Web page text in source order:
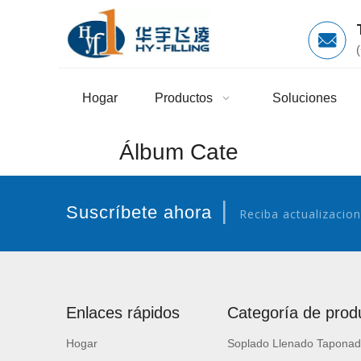
Hogar Productos Soluciones
Álbum Cate
Suscríbete ahora | Reciba
Enlaces rápidos
Hogar
Categoría de
Soplado Llenado